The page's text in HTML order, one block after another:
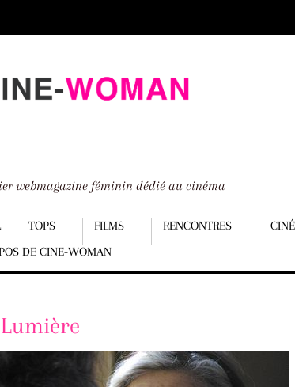
webmagazine féminin dédié au cinéma
TOPS FILMS RENCONTRES
DE CINE-WOMAN